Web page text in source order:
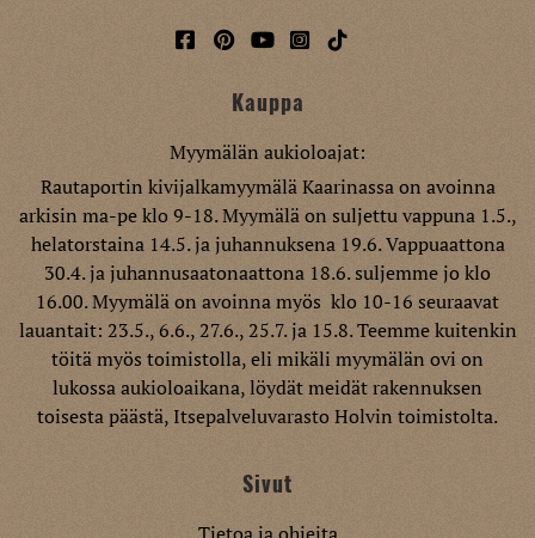
Kauppa
Myymälän aukioloajat:
Rautaportin kivijalkamyymälä Kaarinassa on avoinna
arkisin ma-pe klo 9-18. Myymälä on suljettu vappuna 1.5.,
helatorstaina 14.5. ja juhannuksena 19.6. Vappuaattona
30.4. ja juhannusaatonaattona 18.6. suljemme jo klo
16.00. Myymälä on avoinna myös klo 10-16 seuraavat
lauantait: 23.5., 6.6., 27.6., 25.7. ja 15.8. Teemme kuitenkin
töitä myös toimistolla, eli mikäli myymälän ovi on
lukossa aukioloaikana, löydät meidät rakennuksen
toisesta päästä, Itsepalveluvarasto Holvin toimistolta.
Sivut